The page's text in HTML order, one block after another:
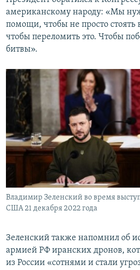
американскому народу: «Мы
помощи, чтобы не просто стоять
чтобы переломить это. Чтобы
битвы».
Владимир Зеленский во время
США 21 декабря 2022 года
Зеленский также напомнил об
армией РФ иранских дронов,
из России «сотнями и стали